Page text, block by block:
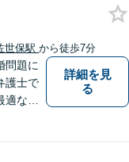
世保駅 から徒歩7分
問題に
護士で
なリ
詳細を見
る